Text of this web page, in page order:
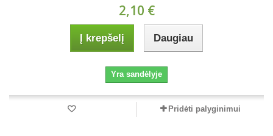
2,10 €
Į krepšelį Daugiau
Yra sandėlyje
Pridėti palyginimui